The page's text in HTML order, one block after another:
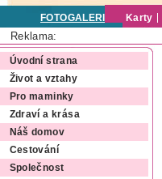
FOTOGALERIE Karty
Reklama:
Úvodní strana
Život a vztahy
Pro maminky
Zdraví a krása
Náš domov
Cestování
Společnost